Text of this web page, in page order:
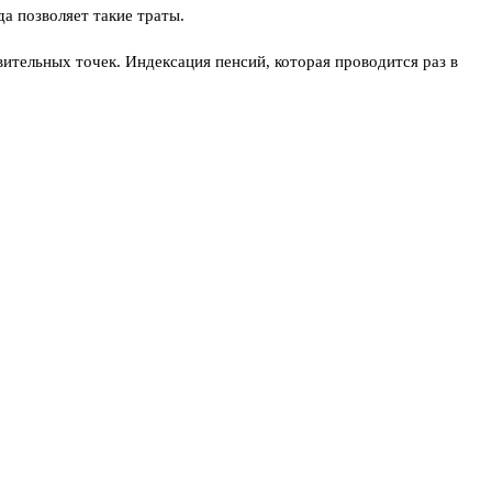
позволяет такие траты.
точек. Индексация пенсий, которая проводится раз в